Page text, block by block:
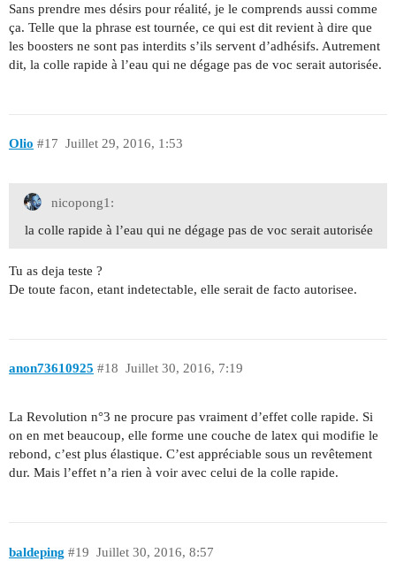
Sans prendre mes désirs pour réalité, je le comprends aussi comme
ça. Telle que la phrase est tournée, ce qui est dit revient à dire que
les boosters ne sont pas interdits s’ils servent d’adhésifs. Autrement
dit, la colle rapide à l’eau qui ne dégage pas de voc serait autorisée.
Olio Juillet 29, 2016, 1:53
#17
nicopong1:
la colle rapide à l’eau qui ne dégage pas de voc serait autorisée
Tu as deja teste ?
De toute facon, etant indetectable, elle serait de facto autorisee.
anon73610925 Juillet 30, 2016, 7:19
#18
La Revolution n°3 ne procure pas vraiment d’effet colle rapide. Si
on en met beaucoup, elle forme une couche de latex qui modifie le
rebond, c’est plus élastique. C’est appréciable sous un revêtement
dur. Mais l’effet n’a rien à voir avec celui de la colle rapide.
baldeping Juillet 30, 2016, 8:57
#19